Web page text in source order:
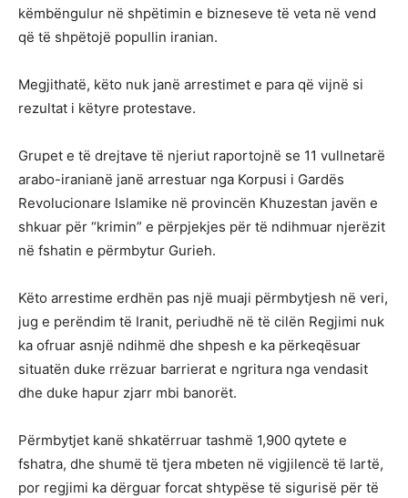
këmbëngulur në shpëtimin e bizneseve të veta në vend
që të shpëtojë popullin iranian.
Megjithatë, këto nuk janë arrestimet e para që vijnë si
rezultat i këtyre protestave.
Grupet e të drejtave të njeriut raportojnë se 11 vullnetarë
arabo-iranianë janë arrestuar nga Korpusi i Gardës
Revolucionare Islamike në provincën Khuzestan javën e
shkuar për “krimin” e përpjekjes për të ndihmuar njerëzit
në fshatin e përmbytur Gurieh.
Këto arrestime erdhën pas një muaji përmbytjesh në veri,
jug e perëndim të Iranit, periudhë në të cilën Regjimi nuk
ka ofruar asnjë ndihmë dhe shpesh e ka përkeqësuar
situatën duke rrëzuar barrierat e ngritura nga vendasit
dhe duke hapur zjarr mbi banorët.
Përmbytjet kanë shkatërruar tashmë 1,900 qytete e
fshatra, dhe shumë të tjera mbeten në vigjilencë të lartë,
por regjimi ka dërguar forcat shtypëse të sigurisë për të